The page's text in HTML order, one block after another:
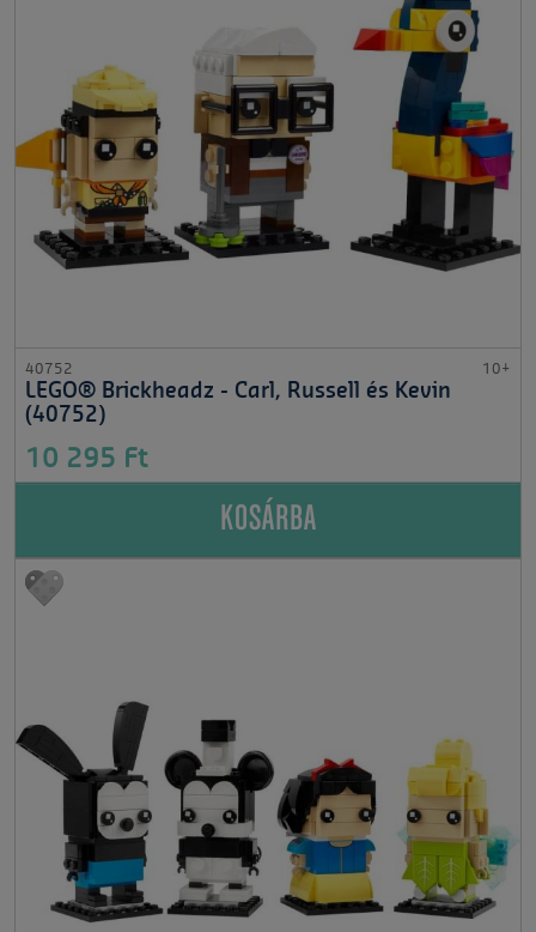
40752 10+
LEGO® Brickheadz - Carl, Russell és Kevin
(40752)
10 295 Ft
KOSÁRBA